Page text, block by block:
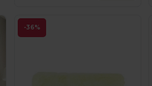
-36%